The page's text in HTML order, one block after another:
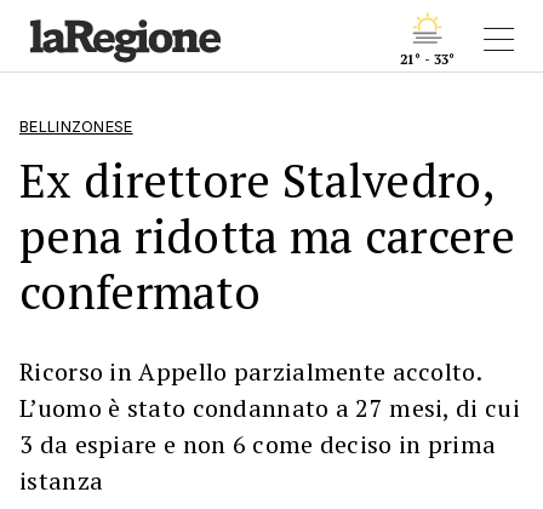
21° - 33°
BELLINZONESE
Ex direttore Stalvedro,
pena ridotta ma carcere
confermato
Ricorso in Appello parzialmente accolto.
L’uomo è stato condannato a 27 mesi, di cui
3 da espiare e non 6 come deciso in prima
istanza